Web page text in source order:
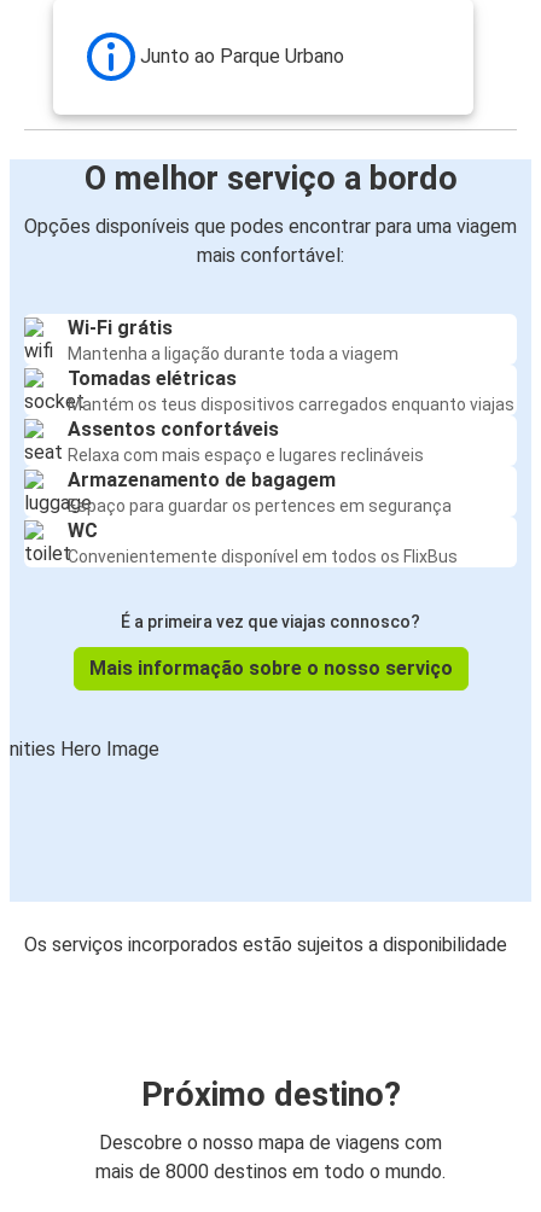
Junto ao Parque Urbano
O melhor serviço a bordo
Opções disponíveis que podes encontrar para uma viagem
mais confortável:
Wi-Fi grátis
Mantenha a ligação durante toda a viagem
Tomadas elétricas
Mantém os teus dispositivos carregados enquanto viajas
Assentos confortáveis
Relaxa com mais espaço e lugares reclináveis
Armazenamento de bagagem
Espaço para guardar os pertences em segurança
WC
Convenientemente disponível em todos os FlixBus
É a primeira vez que viajas connosco?
Mais informação sobre o nosso serviço
Os serviços incorporados estão sujeitos a disponibilidade
Próximo destino?
Descobre o nosso mapa de viagens com
mais de 8000 destinos em todo o mundo.